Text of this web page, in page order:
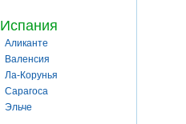
Испания
Аликанте
Валенсия
Ла-Корунья
Сарагоса
Эльче